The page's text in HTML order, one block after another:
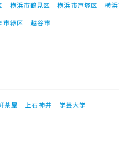
横浜市鶴見区 横浜市戸塚区
横
市緑区
越谷市
茶屋 上石神井
学芸大学